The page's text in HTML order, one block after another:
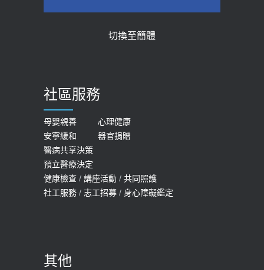
2026-05-21
女性必看國健署公費懶人包！這幾項檢
查完全免費 沒做虧大了
2026-05-14
質密度檢查！醫：注意5重點可逆轉
膝蓋退化有9大部位 骨科醫坦言：不
一定得換人工關節
2019-10-08
20歲迪士尼男星因癲癇猝逝 老人小
孩最好發、醫師點出8大前兆
2019-07-09
切換至簡體
社區服務
母嬰親善
心理健康
安寧緩和
器官捐贈
醫病共享決策
預立醫療決定
健康檢查 / 講座活動 / 共同照護
社工服務 / 志工招募 / 身心障礙鑑定
其他